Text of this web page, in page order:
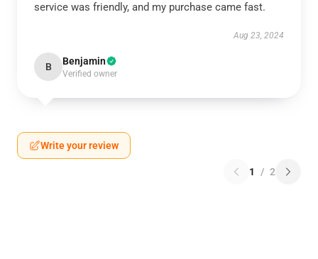
service was friendly, and my purchase came fast.
Aug 23, 2024
B Benjamin
Verified owner
Write your review
1 / 2